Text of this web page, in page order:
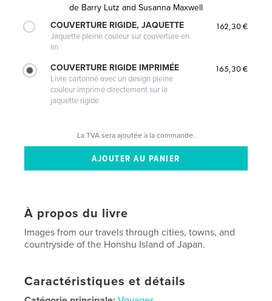
de Barry Lutz and Susanna Maxwell
COUVERTURE RIGIDE, JAQUETTE
Jaquette pleine couleur sur couverture en
lin
162,30 €
COUVERTURE RIGIDE IMPRIMÉE
Livre cartonné avec un design pleine
couleur imprimé directement sur la
jaquette rigide
165,30 €
La TVA sera ajoutée à la commande.
À propos du livre
Images from our travels through cities, towns, and
countryside of the Honshu Island of Japan.
Caractéristiques et détails